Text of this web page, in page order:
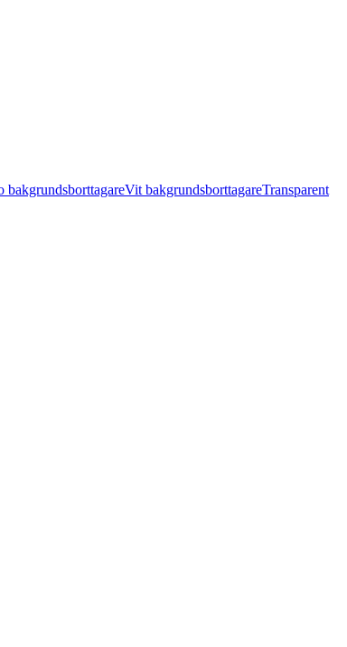
bakgrundsborttagareVit bakgrundsborttagareTransparent